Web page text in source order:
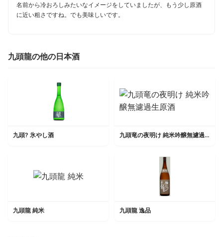
名前から冷おろしみたいなイメージをしていましたが、もう少し原酒
に近い粗さですね。でも美味しいです。
九頭龍の他の日本酒
九頭? 氷やし酒 九頭竜の夜明け 純米吟醸無濾過生原酒
九頭龍 純米 九頭龍 逸品